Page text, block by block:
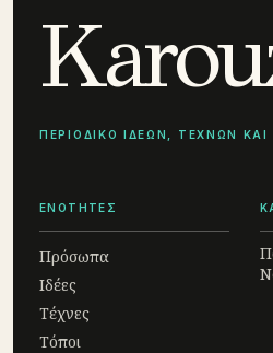
ΠΕΡΙΟΔΙΚΟ ΙΔΕΩΝ, ΤΕΧΝΩΝ
ΕΝΟΤΗΤΕΣ
Πρόσωπα
Ιδέες
Τέχνες
Τόποι